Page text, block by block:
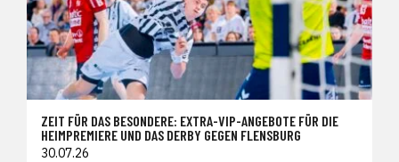
ZEIT FÜR DAS BESONDERE: EXTRA-VIP-ANGEBOTE FÜR DIE
HEIMPREMIERE UND DAS DERBY GEGEN FLENSBURG
30.07.26